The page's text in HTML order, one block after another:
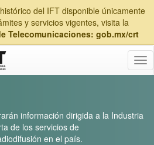
del IFT disponible únicamente
y servicios vigentes, visita la
Telecomunicaciones: gob.mx/crt
información dirigida a la Industria
de los servicios de
en el país.